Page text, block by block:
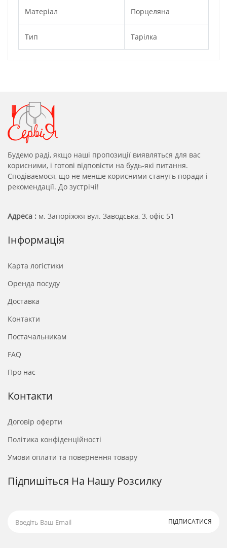
Матеріал Порцеляна
Тип Тарілка
Будемо раді, якщо наші пропозиції виявляться для вас
корисними, і готові відповісти на будь-які питання.
Сподіваємося, що не менше корисними стануть поради і
рекомендації. До зустрічі!
Адреса : м. Запоріжжя вул. Заводська, 3, офіс 51
Інформація
Карта логістики
Оренда посуду
Доставка
Контакти
Постачальникам
FAQ
Про нас
Контакти
Договір оферти
Політика конфіденційності
Умови оплати та повернення товару
Підпишіться На Нашу Розсилку
ПІДПИСАТИСЯ